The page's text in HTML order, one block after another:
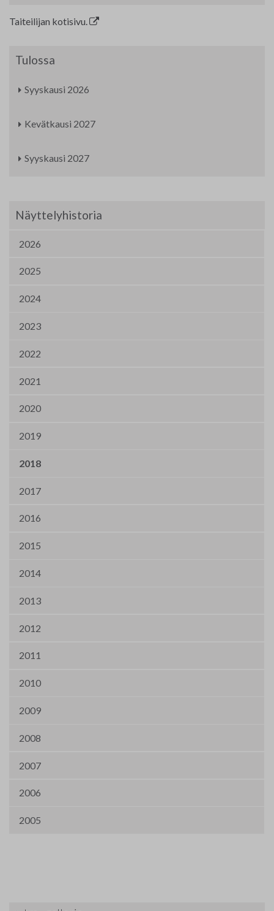
Taiteilijan kotisivu.
Tulossa
Syyskausi 2026
Kevätkausi 2027
Syyskausi 2027
Näyttelyhistoria
2026
2025
2024
2023
2022
2021
2020
2019
2018
2017
2016
2015
2014
2013
2012
2011
2010
2009
2008
2007
2006
2005